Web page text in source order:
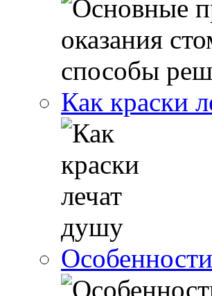
Как краски